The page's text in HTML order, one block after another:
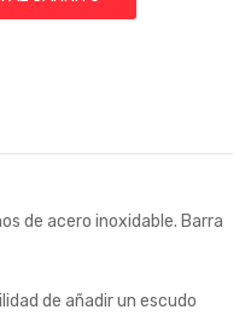
de acero inoxidable. Barra
de añadir un escudo